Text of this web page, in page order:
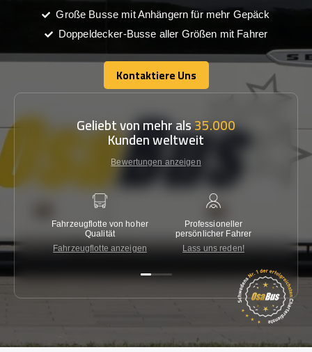
Große Busse mit Anhängern für mehr Gepäck
Doppeldecker-Busse aller Größen mit Fahrer
Kontaktiere Uns
Kontaktiere Uns
Geliebt von mehr als35.000
Kunden weltweit
Bewertungen anzeigen
Fahrzeugflotte von hoher
Qualität
Fahrzeugflotte anzeigen
Professioneller
persönlicher Fahrer
Lass uns reden!